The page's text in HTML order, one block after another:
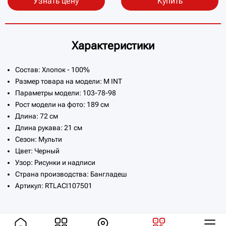
Характеристики
Состав: Хлопок - 100%
Размер товара на модели: M INT
Параметры модели: 103-78-98
Рост модели на фото: 189 см
Длина: 72 см
Длина рукава: 21 см
Сезон: Мульти
Цвет: Черный
Узор: Рисунки и надписи
Страна производства: Бангладеш
Артикул: RTLACI107501